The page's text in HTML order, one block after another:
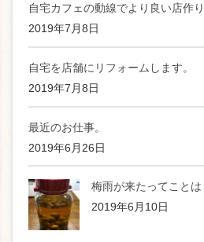
自宅カフェの動線でより良い店作
2019年7月8日
自宅を店舗にリフォームします。
2019年7月8日
最近のお仕事。
2019年6月26日
梅雨が来たってことは
2019年6月10日